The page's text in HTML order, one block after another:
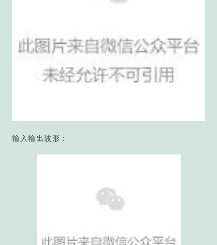
输入输出波形：